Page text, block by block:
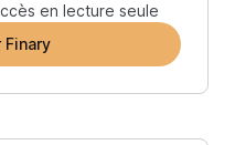
en lecture seule
Finary